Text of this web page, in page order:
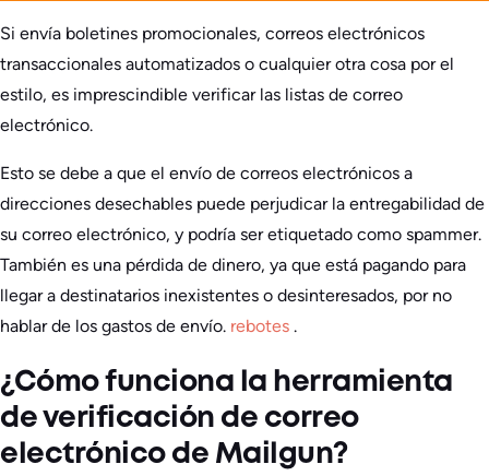
Si envía boletines promocionales, correos electrónicos
transaccionales automatizados o cualquier otra cosa por el
estilo, es imprescindible verificar las listas de correo
electrónico.
Esto se debe a que el envío de correos electrónicos a
direcciones desechables puede perjudicar la entregabilidad de
su correo electrónico, y podría ser etiquetado como spammer.
También es una pérdida de dinero, ya que está pagando para
llegar a destinatarios inexistentes o desinteresados, por no
hablar de los gastos de envío. rebotes .
¿Cómo funciona la herramienta
de verificación de correo
electrónico de Mailgun?